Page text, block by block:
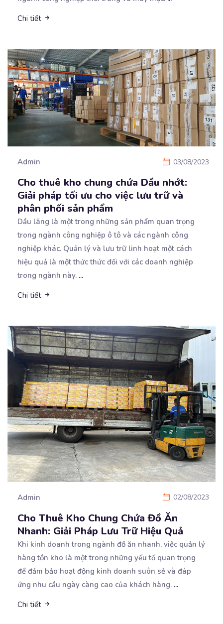
Chi tiết
Admin 03/08/2023
Cho thuê kho chung chứa Dầu nhớt:
Giải pháp tối ưu cho việc lưu trữ và
phân phối sản phẩm
Dầu lãng là một trong những sản phẩm quan trọng
trong ngành công nghiệp ô tô và các ngành công
nghiệp khác. Quản lý và lưu trữ linh hoạt một cách
hiệu quả là một thức thức đối với các doanh nghiệp
trong ngành này. ...
Chi tiết
Admin 02/08/2023
Cho Thuê Kho Chung Chứa Đồ Ăn
Nhanh: Giải Pháp Lưu Trữ Hiệu Quả
Khi kinh doanh trong ngành đồ ăn nhanh, việc quản lý
hàng tồn kho là một trong những yếu tố quan trọng
để đảm bảo hoạt động kinh doanh suôn sẻ và đáp
ứng nhu cầu ngày càng cao của khách hàng. ...
Chi tiết